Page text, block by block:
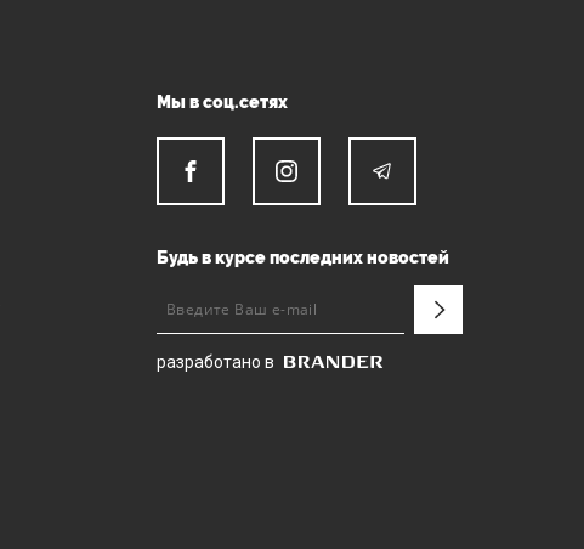
Мы в соц.сетях
Будь в курсе последних новостей
разработано в